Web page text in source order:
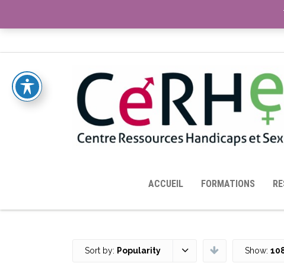
TOUTES LES RESSOURCES MISES À
ACCUEIL FORMATIONS
Sort by: Popularity Show: